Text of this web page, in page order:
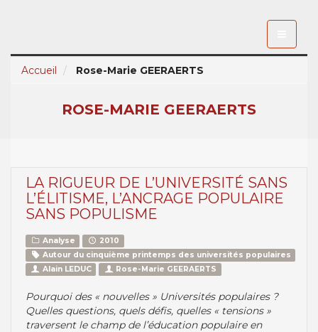
Accueil
Rose-Marie GEERAERTS
ROSE-MARIE GEERAERTS
LA RIGUEUR DE L’UNIVERSITÉ SANS
L’ÉLITISME, L’ANCRAGE POPULAIRE
SANS POPULISME
Analyse
2010
Autour du cinquième printemps des universités populaires
Alain LEDUC
Rose-Marie GEERAERTS
Pourquoi des « nouvelles » Universités populaires ?
Quelles questions, quels défis, quelles « tensions »
traversent le champ de l’éducation populaire en